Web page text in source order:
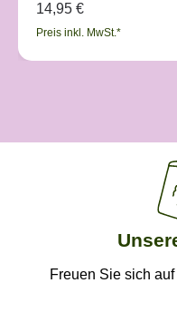
14,95 €
Preis inkl. MwSt.*
Freuen Sie sich